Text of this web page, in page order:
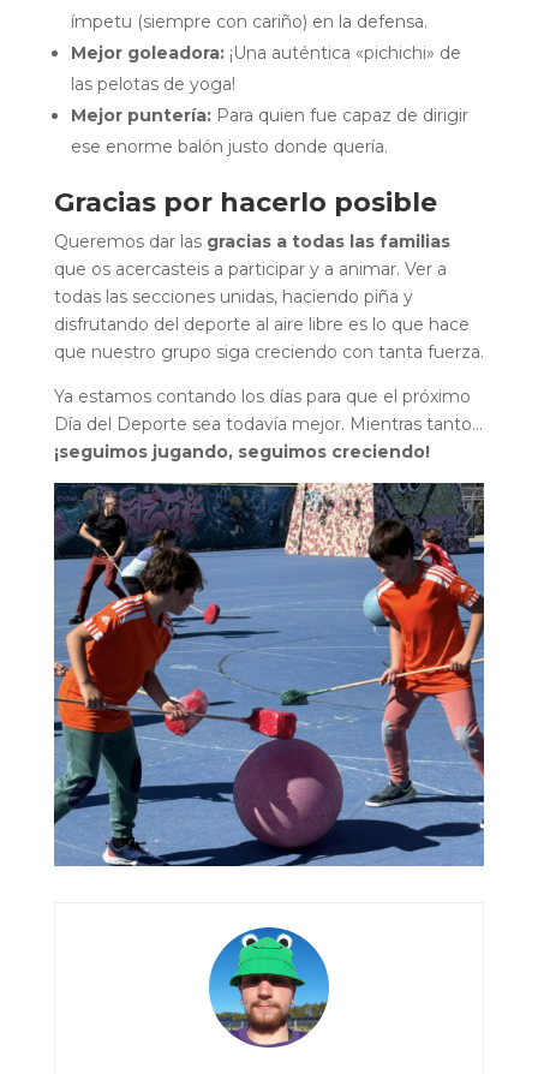
ímpetu (siempre con cariño) en la defensa.
Mejor goleadora:¡Una auténtica «pichichi» de
las pelotas de yoga!
Mejor puntería:Para quien fue capaz de dirigir
ese enorme balón justo donde quería.
Gracias por hacerlo posible
Queremos dar las gracias a todas las familias
que os acercasteis a participar y a animar. Ver a
todas las secciones unidas, haciendo piña y
disfrutando del deporte al aire libre es lo que hace
que nuestro grupo siga creciendo con tanta fuerza.
Ya estamos contando los días para que el próximo
Día del Deporte sea todavía mejor. Mientras tanto…
¡seguimos jugando, seguimos creciendo!